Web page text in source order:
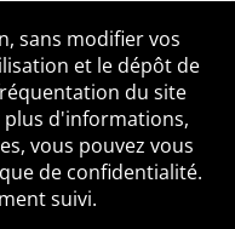
BiblioAlertes
légales
Accessibilité
Contact
sans modifier vos
et le dépôt de
du site
plus d'informations,
vous pouvez vous
de confidentialité.
suivi.